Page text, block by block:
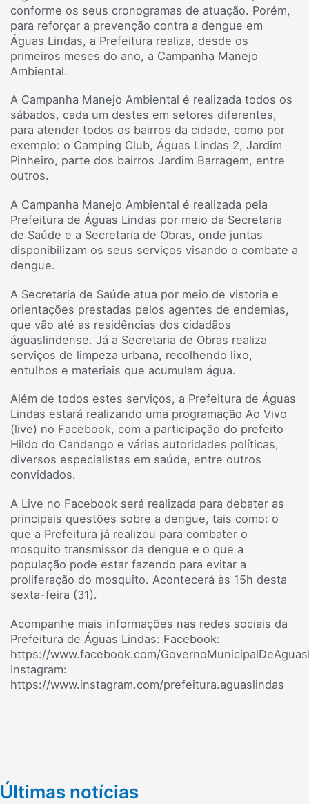
conforme os seus cronogramas de atuação. Porém,
para reforçar a prevenção contra a dengue em
Águas Lindas, a Prefeitura realiza, desde os
primeiros meses do ano, a Campanha Manejo
Ambiental.
A Campanha Manejo Ambiental é realizada todos os
sábados, cada um destes em setores diferentes,
para atender todos os bairros da cidade, como por
exemplo: o Camping Club, Águas Lindas 2, Jardim
Pinheiro, parte dos bairros Jardim Barragem, entre
outros.
A Campanha Manejo Ambiental é realizada pela
Prefeitura de Águas Lindas por meio da Secretaria
de Saúde e a Secretaria de Obras, onde juntas
disponibilizam os seus serviços visando o combate a
dengue.
A Secretaria de Saúde atua por meio de vistoria e
orientações prestadas pelos agentes de endemias,
que vão até as residências dos cidadãos
águaslindense. Já a Secretaria de Obras realiza
serviços de limpeza urbana, recolhendo lixo,
entulhos e materiais que acumulam água.
Além de todos estes serviços, a Prefeitura de Águas
Lindas estará realizando uma programação Ao Vivo
(live) no Facebook, com a participação do prefeito
Hildo do Candango e várias autoridades políticas,
diversos especialistas em saúde, entre outros
convidados.
A Live no Facebook será realizada para debater as
principais questões sobre a dengue, tais como: o
que a Prefeitura já realizou para combater o
mosquito transmissor da dengue e o que a
população pode estar fazendo para evitar a
proliferação do mosquito. Acontecerá às 15h desta
sexta-feira (31).
Acompanhe mais informações nas redes sociais da
Prefeitura de Águas Lindas: Facebook:
https://www.facebook.com/
Instagram:
https://www.instagram.com/prefeitura.aguaslindas
Últimas notícias